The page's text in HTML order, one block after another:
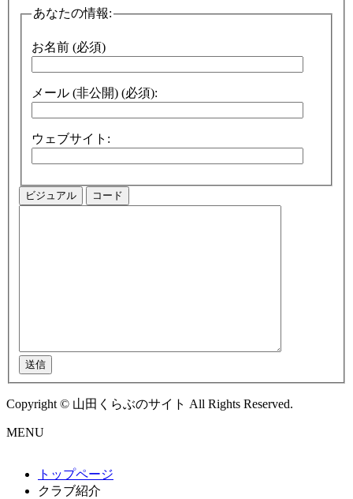
あなたの情報:
お名前 (必須)
メール (非公開) (必須):
ウェブサイト:
ビジュアル コード
送信
Copyright © 山田くらぶのサイト All Rights Reserved.
MENU
トップページ
クラブ紹介